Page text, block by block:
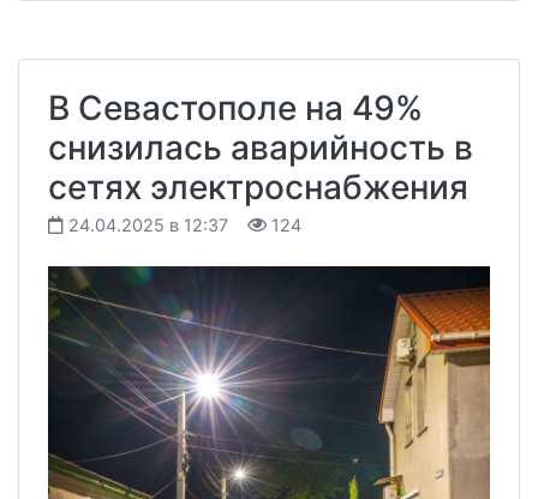
В Севастополе на 49%
снизилась аварийность в
сетях электроснабжения
24.04.2025 в 12:37 124